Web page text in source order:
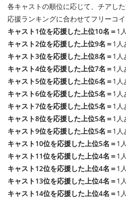
各キャストの順位に応じて、チアし
応援ランキングに合わせてフリーコ
キャスト1位を応援した上位10名＝1
キャスト2位を応援した上位9名＝1人
キャスト3位を応援した上位8名＝1人
キャスト4位を応援した上位7名＝1人
キャスト5位を応援した上位6名＝1人
キャスト6位を応援した上位5名＝1人
キャスト7位を応援した上位5名＝1人
キャスト8位を応援した上位5名＝1人
キャスト9位を応援した上位5名＝1人
キャスト10位を応援した上位5名＝1
キャスト11位を応援した上位4名＝1
キャスト12位を応援した上位4名＝1
キャスト13位を応援した上位4名＝1
キャスト14位を応援した上位4名＝1